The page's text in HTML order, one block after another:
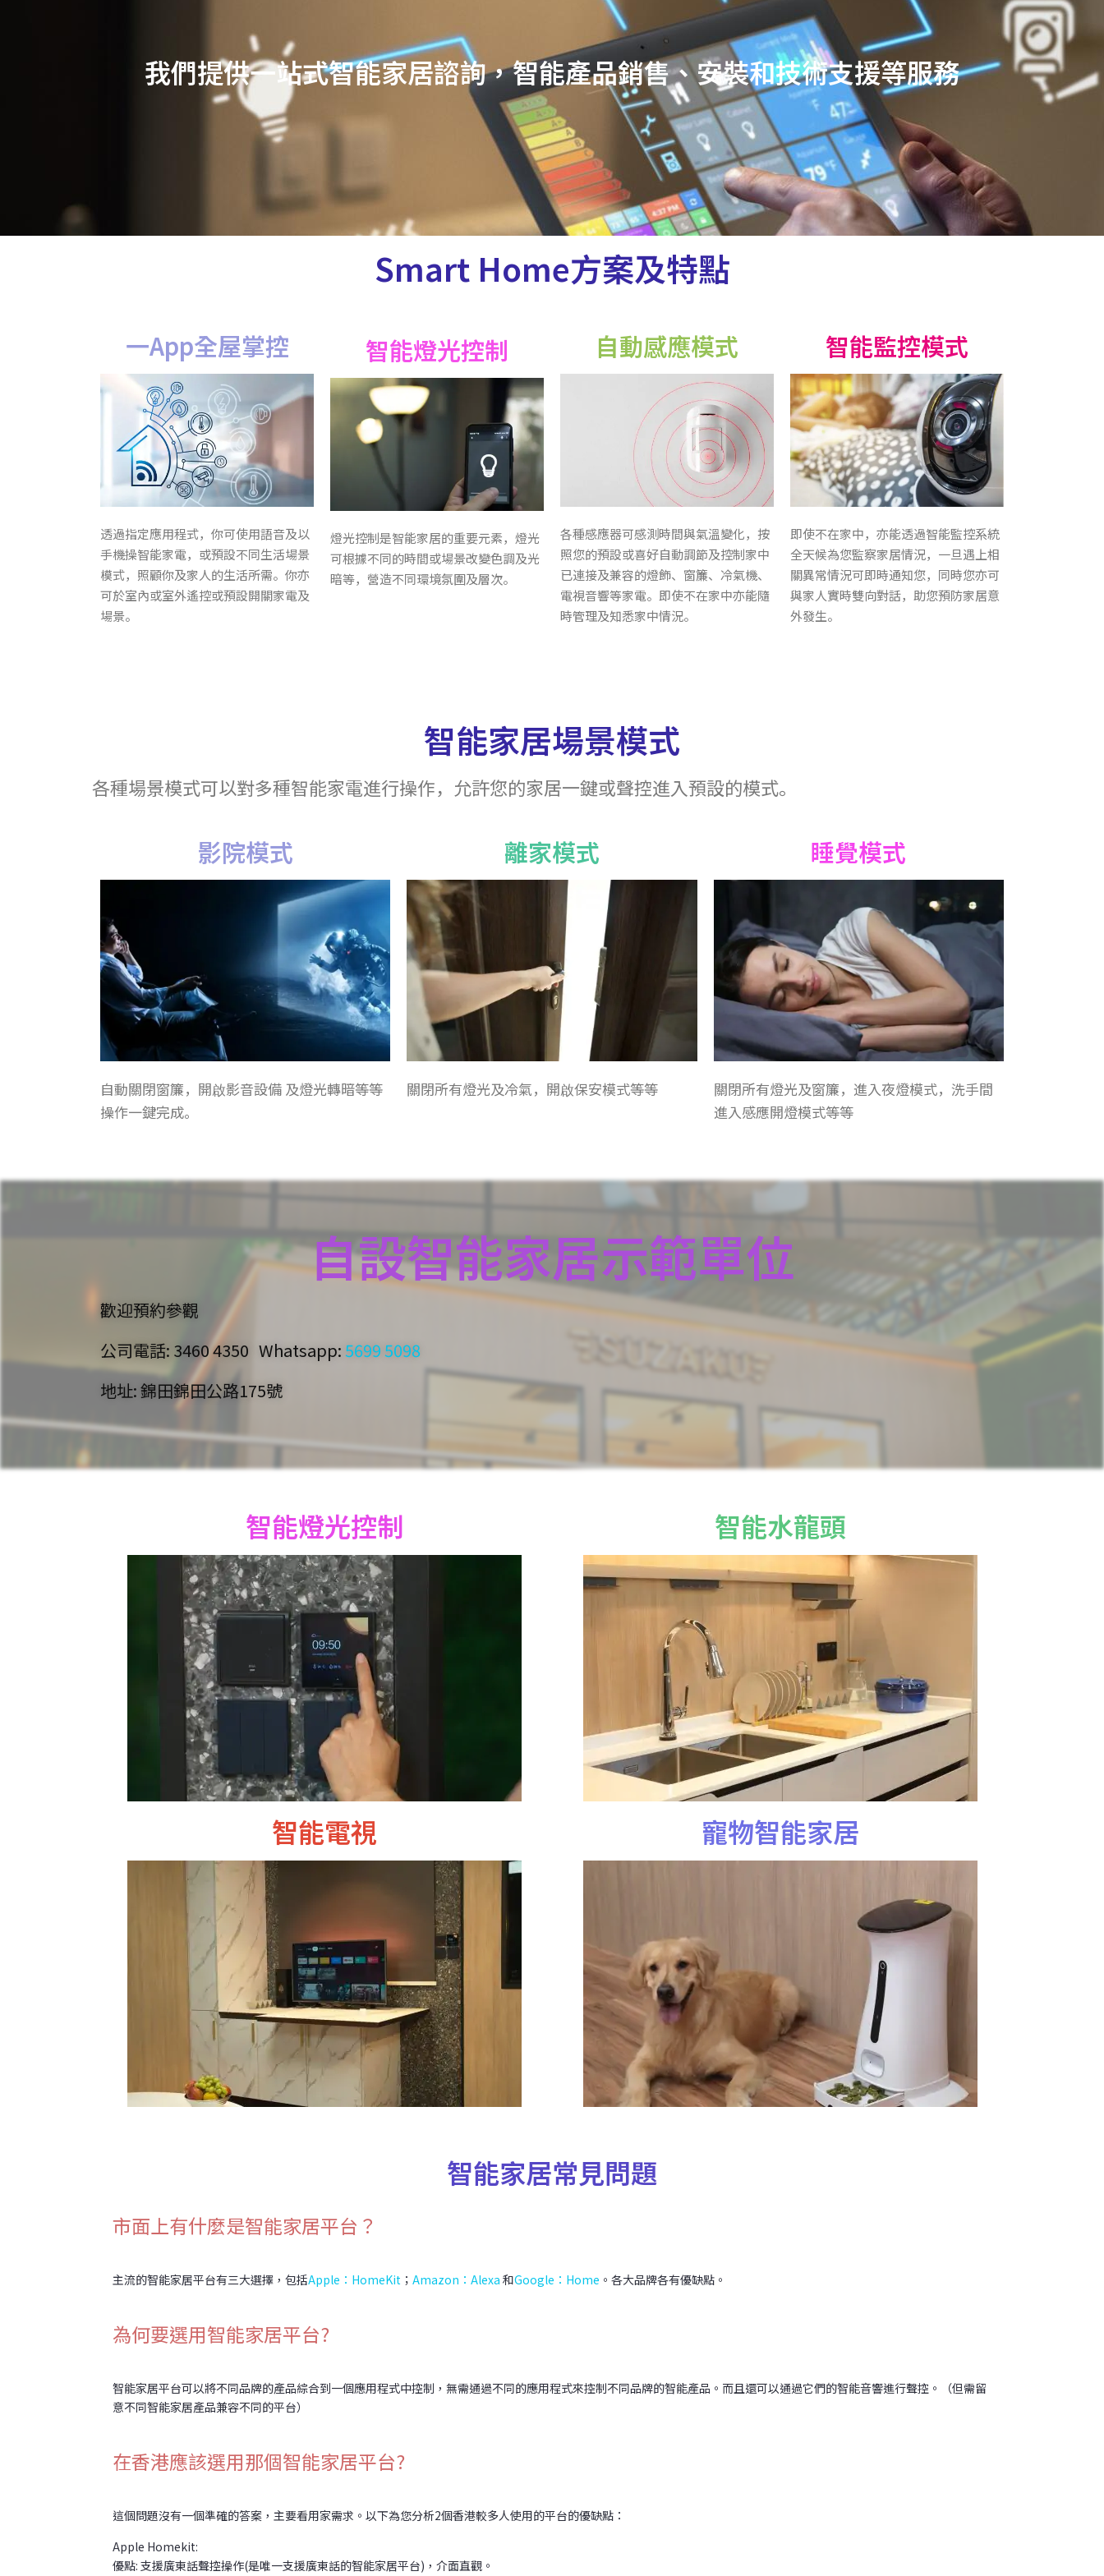
我們提供一站式智能家居諮詢，智能產品銷售、安裝和技術支援等服務
Smart Home方案及特點
一App全屋掌控
透過指定應用程式，你可使用語音及以
手機操智能家電，或預設不同生活場景
模式，照顧你及家人的生活所需。你亦
可於室內或室外遙控或預設開關家電及
場景。
智能燈光控制
燈光控制是智能家居的重要元素，燈光
可根據不同的時間或場景改變色調及光
暗等，營造不同環境氛圍及層次。
自動感應模式
各種感應器可感測時間與氣溫變化，按
照您的預設或喜好自動調節及控制家中
已連接及兼容的燈飾、窗簾、冷氣機、
電視音響等家電。即使不在家中亦能隨
時管理及知悉家中情況。
智能監控模式
即使不在家中，亦能透過智能監控系統
全天候為您監察家居情況，一旦遇上相
關異常情況可即時通知您，同時您亦可
與家人實時雙向對話，助您預防家居意
外發生。
智能家居場景模式
各種場景模式可以對多種智能家電進行操作，允許您的家居一鍵或聲控進入預設的模式。
影院模式
自動關閉窗簾，開啟影音設備 及燈光轉暗等等
操作一鍵完成。
離家模式
關閉所有燈光及冷氣，開啟保安模式等等
睡覺模式
關閉所有燈光及窗簾，進入夜燈模式，洗手間
進入感應開燈模式等等
自設智能家居示範單位
歡迎預約參觀
公司電話: 3460 4350 Whatsapp:5699 5098
地址: 錦田錦田公路175號
智能燈光控制
智能電視
智能水龍頭
寵物智能家居
智能家居常見問題
市面上有什麼是智能家居平台？
主流的智能家居平台有三大選擇，包括Apple：HomeKit ； Amazon：Alexa 和Google：Home 。各大品牌各有優缺點。
為何要選用智能家居平台?
智能家居平台可以將不同品牌的產品綜合到一個應用程式中控制，無需通過不同的應用程式來控制不同品牌的智能產品。而且還可以通過它們的智能音響進行聲控。（但需留
意不同智能家居產品兼容不同的平台）
在香港應該選用那個智能家居平台?
這個問題沒有一個準確的答案，主要看用家需求。以下為您分析2個香港較多人使用的平台的優缺點：
Apple Homekit:
優點: 支援廣東話聲控操作(是唯一支援廣東話的智能家居平台)，介面直觀。